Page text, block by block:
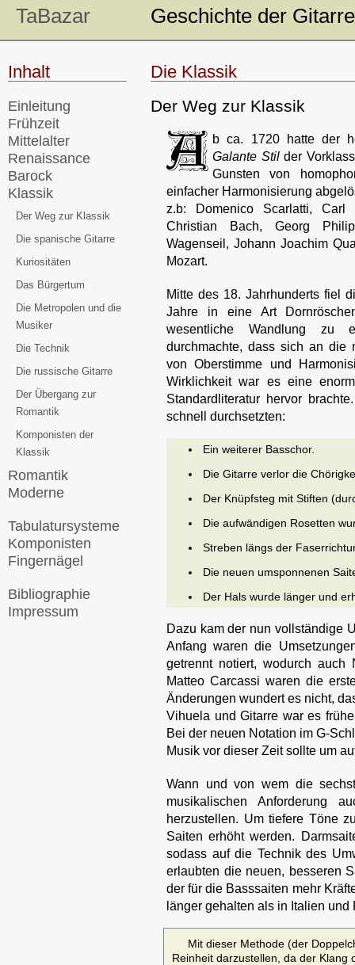
Inhalt
Einleitung
Frühzeit
Mittelalter
Renaissance
Barock
Klassik
Der Weg zur Klassik
Die spanische Gitarre
Kuriositäten
Das Bürgertum
Die Metropolen und die
Musiker
Die Technik
Die russische Gitarre
Der Übergang zur
Romantik
Komponisten der
Klassik
Romantik
Moderne
Tabulatursysteme
Komponisten
Fingernägel
Bibliographie
Impressum
TaBazar Geschichte der Gitarre
Die Klassik
Der Weg zur Klassik
b ca. 1720 hatte der
Galante Stilder
Gunsten von
einfacher Harmonisierung
z.b: Domenico Scarlatti, Carl
Christian Bach, Georg
Wagenseil, Johann Joachim
Mozart.
Mitte des 18. Jahrhunderts fiel
Jahre in eine Art
wesentliche Wandlung zu
durchmachte, dass sich an die
von Oberstimme und
Wirklichkeit war es eine
Standardliteratur hervor
schnell durchsetzten:
Ein weiterer Basschor.
Die Gitarre verlor die
Der Knüpfsteg mit Stiften
Die aufwändigen Rosetten
Streben längs der
Die neuen umsponnenen
Der Hals wurde länger und
Dazu kam der nun vollständige
Anfang waren die
getrennt notiert, wodurch auch
Matteo Carcassi waren die
Änderungen wundert es nicht,
Vihuela und Gitarre war es
Bei der neuen Notation im G-
Musik vor dieser Zeit sollte um
Wann und von wem die
musikalischen Anforderung
herzustellen. Um tiefere Töne
Saiten erhöht werden.
sodass auf die Technik des
erlaubten die neuen, besseren
der für die Basssaiten mehr
länger gehalten als in Italien und
Mit dieser Methode (der
Reinheit darzustellen, da der